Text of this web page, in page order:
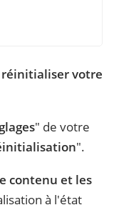
réinitialiser votre
" de votre
".
contenu et les
à l'état